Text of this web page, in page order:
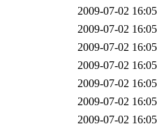
2009-07-02 16:05
2009-07-02 16:05
2009-07-02 16:05
2009-07-02 16:05
2009-07-02 16:05
2009-07-02 16:05
2009-07-02 16:05